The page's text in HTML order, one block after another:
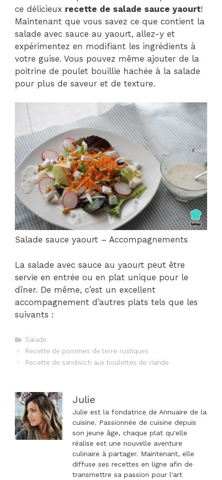
ce délicieux recette de salade sauce yaourt!
Maintenant que vous savez ce que contient la
salade avec sauce au yaourt, allez-y et
expérimentez en modifiant les ingrédients à
votre guise. Vous pouvez même ajouter de la
poitrine de poulet bouillie hachée à la salade
pour plus de saveur et de texture.
Salade sauce yaourt – Accompagnements
La salade avec sauce au yaourt peut être
servie en entrée ou en plat unique pour le
dîner. De même, c’est un excellent
accompagnement d’autres plats tels que les
suivants :
Catégories
Salade
Navigation
Recette de pommes de terre rustiques
Recette de sandwich aux boulettes de viande
Julie
Julie est la fondatrice de Annuaire de la
cuisine. Passionnée de cuisine depuis
son jeune âge, chaque plat qu'elle
réalise est une nouvelle aventure
culinaire à partager. Maintenant, elle
diffuse ses recettes en ligne afin de
transmettre sa passion pour l'art